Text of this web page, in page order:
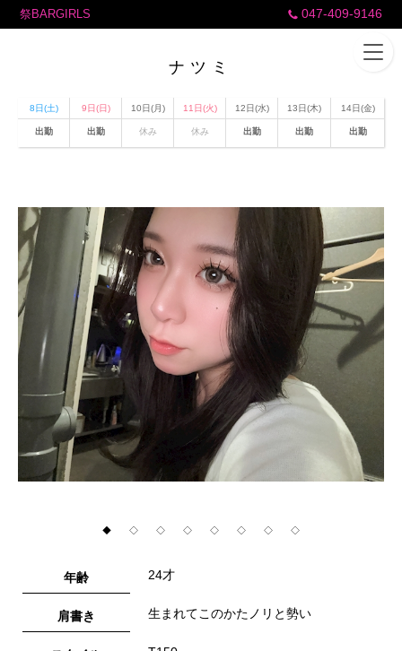
祭BARGIRLS 047-409-9146
ナツミ
8日(土) 9日(日) 10日(月) 11日(火) 12日(水) 13日(木) 14日(金)
出勤 出勤 休み 休み 出勤 出勤 出勤
◆ ◇ ◇ ◇ ◇ ◇ ◇ ◇
年齢 24才
肩書き 生まれてこのかたノリと勢い